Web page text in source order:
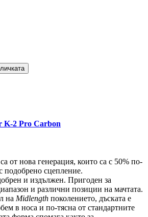
K-2 Pro Carbon
от нова генерация, които са с 50% по-
подобрено сцепление.
и издължен. Пригоден за
и различни позиции на мачтата.
на Midlength поколението, дъската е
в носа и по-тясна от стандартните